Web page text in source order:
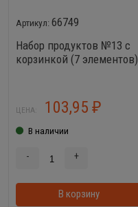
66749
Набор продуктов №13 с
корзинкой (7 элементов)
ЦЕНА: 103,95 ₽
В наличии
- +
В корзину